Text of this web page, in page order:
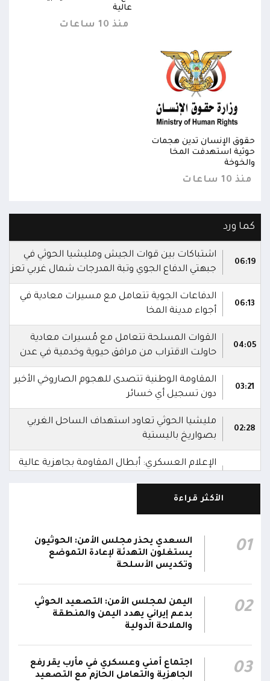
عالية
منذ 10 ساعات
حقوق الإنسان تدين هجمات
حوثية استهدفت المخا
والخوخة
منذ 10 ساعات
كما ورد
06:19
اشتباكات بين قوات الجيش ومليشيا الحوثي في
جبهتي الدفاع الجوي وتبة المدرجات شمال غربي تعز
06:13
الدفاعات الجوية تتعامل مع مسيرات معادية في
أجواء مدينة المخا
04:05
القوات المسلحة تتعامل مع مُسيرات معادية
حاولت الاقتراب من مرافق حيوية وخدمية في عدن
03:21
المقاومة الوطنية تتصدى للهجوم الصاروخي الأخير
دون تسجيل أي خسائر
02:28
مليشيا الحوثي تعاود استهداف الساحل الغربي
بصواريخ باليستية
الإعلام العسكري: أبطال المقاومة بجاهزية عالية
يقترفها العدو الحوثي الإيراني
بمعنويات عالية بعد التصدي البطولي لهجمات
العدو وإفشال تحقيق أهدافه العسكرية
محاولات عدائية أخرى هذه الليلة
الأكثر قراءة
01
السعدي يحذر مجلس الأمن: الحوثيون
يستغلون التهدئة لإعادة التموضع
وتكديس الأسلحة
02
اليمن لمجلس الأمن: التصعيد الحوثي
بدعم إيراني يهدد اليمن والمنطقة
والملاحة الدولية
03
اجتماع أمني وعسكري في مأرب يقر رفع
الجاهزية والتعامل الحازم مع التصعيد